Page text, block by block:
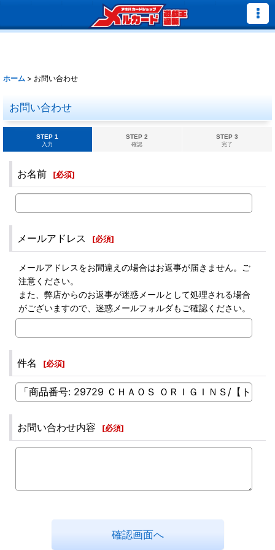
ホーム > お問い合わせ
お問い合わせ
STEP 1
入力
STEP 2
確認
STEP 3
完了
お名前 [必須]
メールアドレス [必須]
メールアドレスをお間違えの場合はお返事が届きません。ご
注意ください。
また、弊店からのお返事が迷惑メールとして処理される場合
がございますので、迷惑メールフォルダもご確認ください。
件名 [必須]
お問い合わせ内容 [必須]
確認画面へ